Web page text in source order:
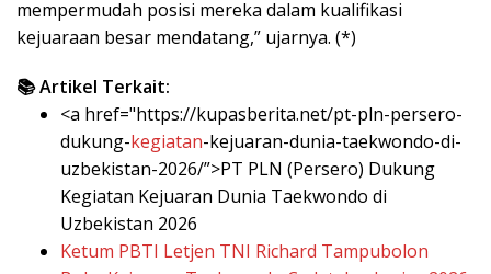
mempermudah posisi mereka dalam kualifikasi
kejuaraan besar mendatang,” ujarnya. (*)
📚 Artikel Terkait:
<a href="https://kupasberita.net/pt-pln-persero-
dukung-kegiatan-kejuaran-dunia-taekwondo-di-
uzbekistan-2026/”>PT PLN (Persero) Dukung
Kegiatan Kejuaran Dunia Taekwondo di
Uzbekistan 2026
Ketum PBTI Letjen TNI Richard Tampubolon